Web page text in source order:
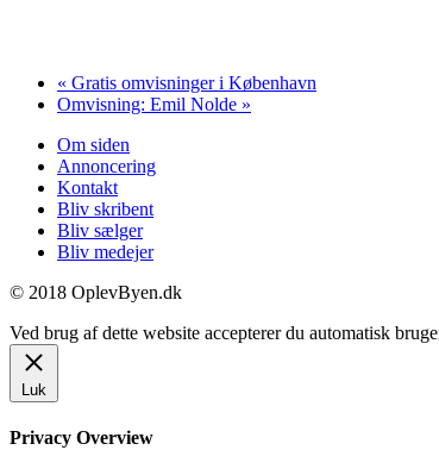
« Gratis omvisninger i København
Omvisning: Emil Nolde »
Om siden
Annoncering
Kontakt
Bliv skribent
Bliv sælger
Bliv medejer
© 2018 OplevByen.dk
Ved brug af dette website accepterer du automatisk
Luk
Privacy Overview